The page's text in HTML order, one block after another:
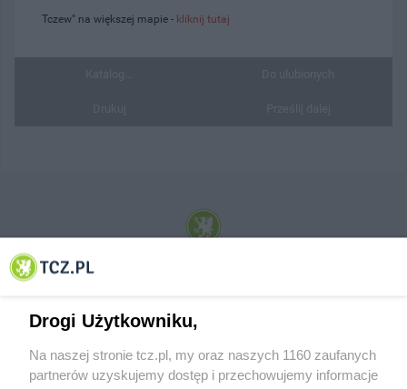
Tczew" na większej mapie - kliknij tutaj
© 2001-2026 Tczew - TCZ.PL Sp. z o.o. Internetowy Serwis Informacyjny Miasta
Drogi Użytkowniku,
Na naszej stronie tcz.pl, my oraz naszych 1160 zaufanych
partnerów uzyskujemy dostęp i przechowujemy informacje